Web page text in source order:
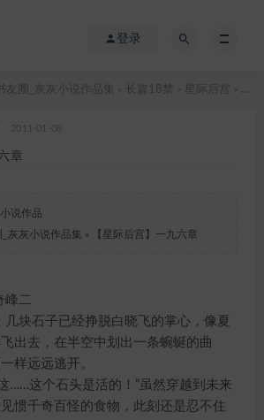
登录
友圈_灰灰小说作品集 长篇18禁 星际后宫
2011-01-08
章
说作品
_灰灰小说作品集 » 【星际后宫】一九六章
二
石子已经挣脱白晓飞的掌心，像夏
出去，在半空中划出一条蜿蜒的曲
样远远逃开。
这个石头是活的！”虽然穿越到未来
惯千奇百怪的食物，此刻还是忍不住